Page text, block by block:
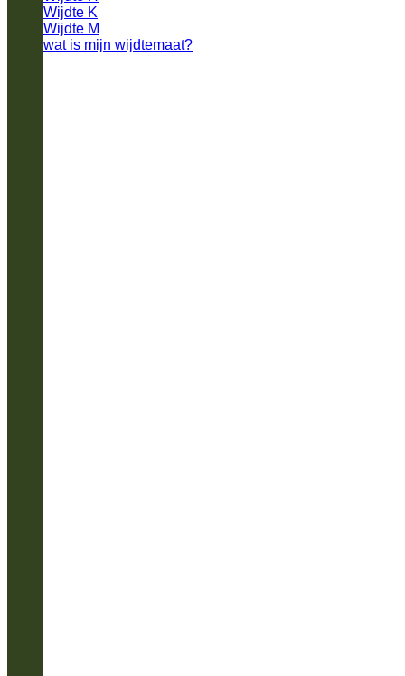
Wijdte K
Wijdte M
wat is mijn wijdtemaat?